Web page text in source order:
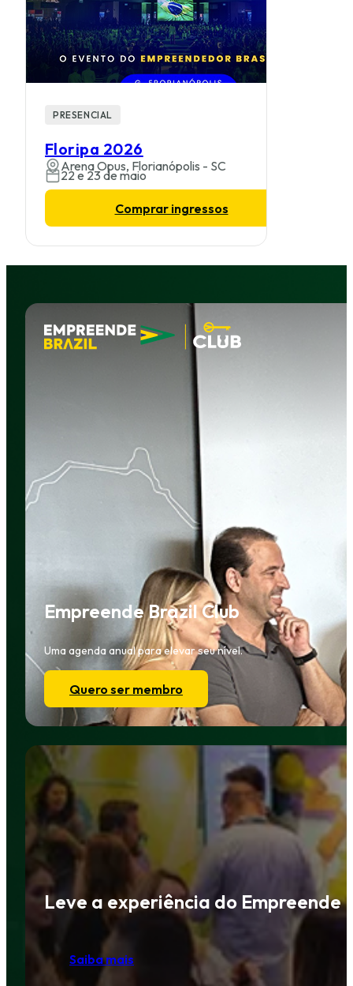
PRESENCIAL
Floripa 2026
Arena Opus, Florianópolis - SC
22 e 23 de maio
Comprar ingressos
Empreende Brazil Club
Uma agenda anual para elevar seu nível.
Quero ser membro
Leve a experiência do Empreende
Saiba mais